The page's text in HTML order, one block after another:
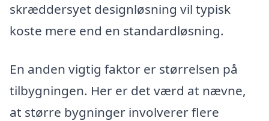
skræddersyet designløsning vil typisk
koste mere end en standardløsning.
En anden vigtig faktor er størrelsen på
tilbygningen. Her er det værd at nævne,
at større bygninger involverer flere